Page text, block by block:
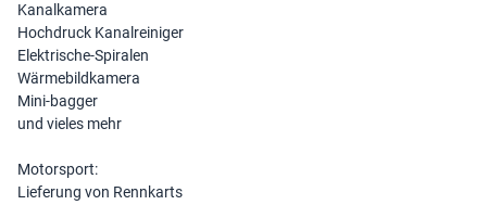
Kanalkamera
Hochdruck Kanalreiniger
Elektrische-Spiralen
Wärmebildkamera
Mini-bagger
und vieles mehr
Motorsport:
Lieferung von Rennkarts